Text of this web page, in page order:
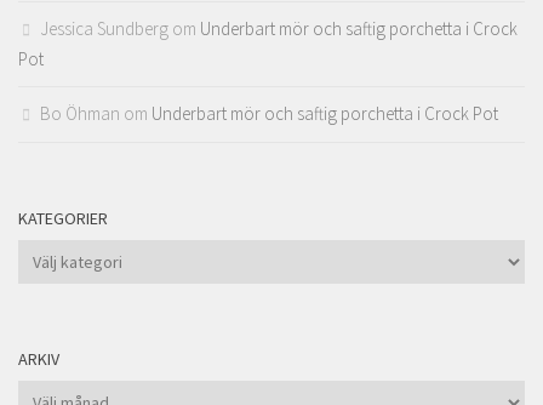
Jessica Sundberg om Underbart mör och saftig porchetta i Crock
Pot
Bo Öhman om Underbart mör och saftig porchetta i Crock Pot
KATEGORIER
Kategorier
ARKIV
Arkiv